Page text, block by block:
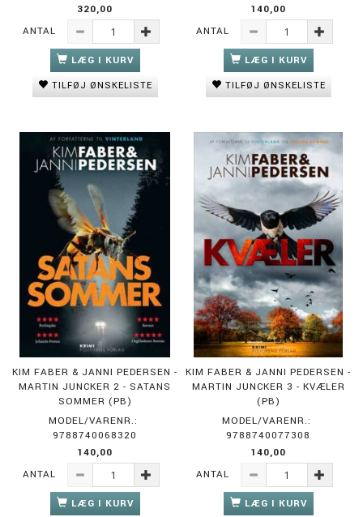
320,00
ANTAL
LÆG I KURV
TILFØJ ØNSKELISTE
140,00
ANTAL
LÆG I KURV
TILFØJ ØNSKELISTE
KIM FABER & JANNI PEDERSEN -
MARTIN JUNCKER 2 - SATANS
SOMMER (PB)
MODEL/VARENR.:
9788740068320
140,00
ANTAL
LÆG I KURV
KIM FABER & JANNI PEDERSEN -
MARTIN JUNCKER 3 - KVÆLER
(PB)
MODEL/VARENR.:
9788740077308
140,00
ANTAL
LÆG I KURV